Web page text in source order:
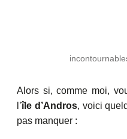
Alors si, comme moi,
l’île d’Andros, voici
pas manquer :